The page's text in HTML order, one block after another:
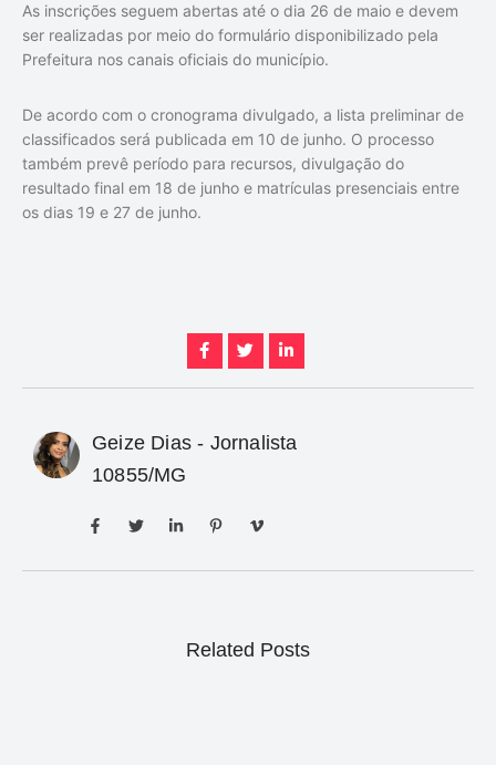
As inscrições seguem abertas até o dia 26 de maio e devem
ser realizadas por meio do formulário disponibilizado pela
Prefeitura nos canais oficiais do município.
De acordo com o cronograma divulgado, a lista preliminar de
classificados será publicada em 10 de junho. O processo
também prevê período para recursos, divulgação do
resultado final em 18 de junho e matrículas presenciais entre
os dias 19 e 27 de junho.
Geize Dias - Jornalista
10855/MG
Related Posts